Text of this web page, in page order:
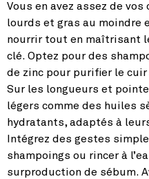
Vous en avez assez de
lourds et gras au moindre
nourrir tout en maîtrisant
clé. Optez pour des
de zinc pour purifier le cuir
Sur les longueurs et
légers comme des huiles
hydratants, adaptés à
Intégrez des gestes
shampoings ou rincer à
surproduction de sébum.